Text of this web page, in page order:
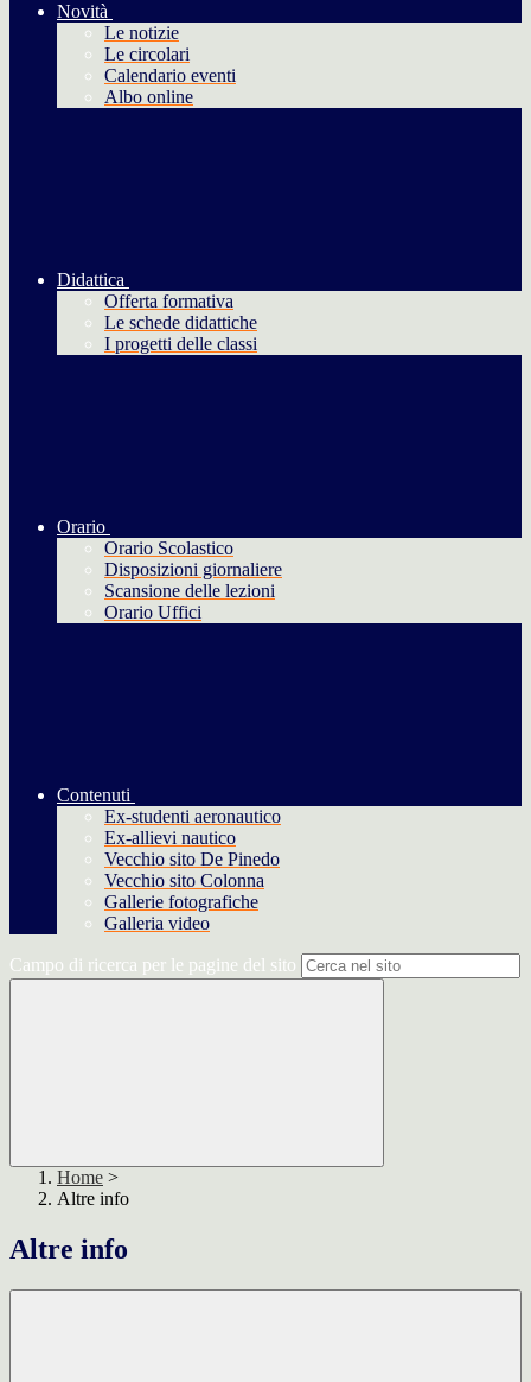
Novità
Le notizie
Le circolari
Calendario eventi
Albo online
Didattica
Offerta formativa
Le schede didattiche
I progetti delle classi
Orario
Orario Scolastico
Disposizioni giornaliere
Scansione delle lezioni
Orario Uffici
Contenuti
Ex-studenti aeronautico
Ex-allievi nautico
Vecchio sito De Pinedo
Vecchio sito Colonna
Gallerie fotografiche
Galleria video
Campo di ricerca per le pagine del sito
Home >
Altre info
Altre info